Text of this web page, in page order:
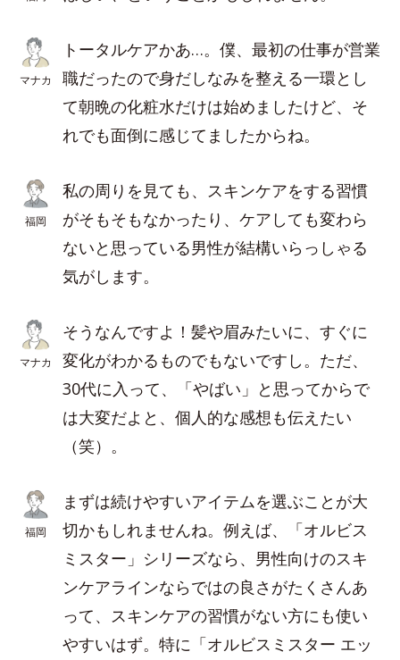
マナカ
トータルケアかあ…。僕、最初の仕事が営業
職だったので身だしなみを整える一環とし
て朝晩の化粧水だけは始めましたけど、そ
れでも面倒に感じてましたからね。
福岡
私の周りを見ても、スキンケアをする習慣
がそもそもなかったり、ケアしても変わら
ないと思っている男性が結構いらっしゃる
気がします。
マナカ
そうなんですよ！髪や眉みたいに、すぐに
変化がわかるものでもないですし。ただ、
30代に入って、「やばい」と思ってからで
は大変だよと、個人的な感想も伝えたい
（笑）。
福岡
まずは続けやすいアイテムを選ぶことが大
切かもしれませんね。例えば、「オルビス
ミスター」シリーズなら、男性向けのスキ
ンケアラインならではの良さがたくさんあ
って、スキンケアの習慣がない方にも使い
やすいはず。特に「オルビスミスター エッ